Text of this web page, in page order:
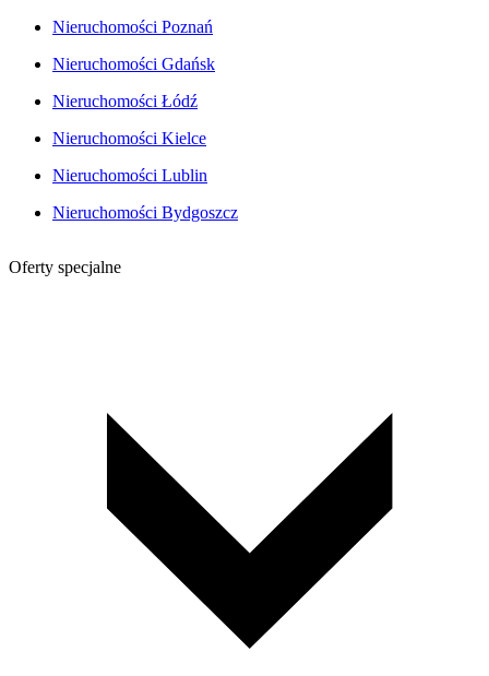
Nieruchomości Poznań
Nieruchomości Gdańsk
Nieruchomości Łódź
Nieruchomości Kielce
Nieruchomości Lublin
Nieruchomości Bydgoszcz
Oferty specjalne